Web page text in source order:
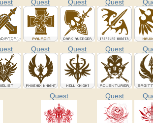
Quest Quest Quest
Quest Quest Quest
Quest Quest